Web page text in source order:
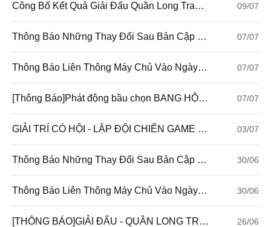
Công Bố Kết Quả Giải Đấu Quần Long Tranh Bá 09/07
Thông Báo Những Thay Đổi Sau Bản Cập Nhật Ngày 08/07/2020 07/07
Thông Báo Liên Thông Máy Chủ Vào Ngày 08/07/2020 07/07
[Thông Báo]Phát động bầu chọn BANG HỘI ƯU TÚ MÙA 2 07/07
GIẢI TRÍ CÓ HỘI - LẬP ĐỘI CHIẾN GAME VỚI VOUCHER 120K 03/07
Thông Báo Những Thay Đổi Sau Bản Cập Nhật Ngày 01/07/2020 30/06
Thông Báo Liên Thông Máy Chủ Vào Ngày 01/07/2020 30/06
[THÔNG BÁO]GIẢI ĐẤU - QUẦN LONG TRANH BÁ 26/06